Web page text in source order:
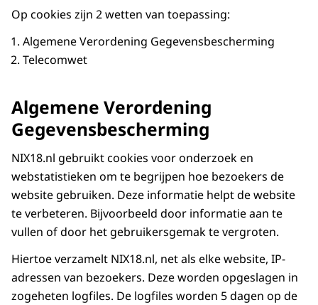
Op cookies zijn 2 wetten van toepassing:
Algemene Verordening Gegevensbescherming
Telecomwet
Algemene Verordening
Gegevensbescherming
NIX18.nl gebruikt cookies voor onderzoek en
webstatistieken om te begrijpen hoe bezoekers de
website gebruiken. Deze informatie helpt de website
te verbeteren. Bijvoorbeeld door informatie aan te
vullen of door het gebruikersgemak te vergroten.
Hiertoe verzamelt NIX18.nl, net als elke website, IP-
adressen van bezoekers. Deze worden opgeslagen in
zogeheten logfiles. De logfiles worden 5 dagen op de